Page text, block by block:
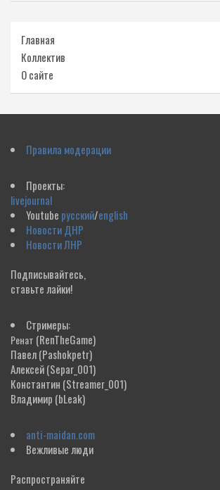
Главная
Коллектив
О сайте
Правила модерации
Проекты:
livejournal
Youtube русский/english
Новости ДНР
Новости ЛНР
Подписывайтесь,
ставьте лайки!
Стримеры:
Ренат (RenTheGame)
Павел(Pashokpetr)
Алексей(Separ_001)
Константин (Streamer_001)
Владимир (bLeak)
anti-maidan.com
Вежливые люди
Распространяйте